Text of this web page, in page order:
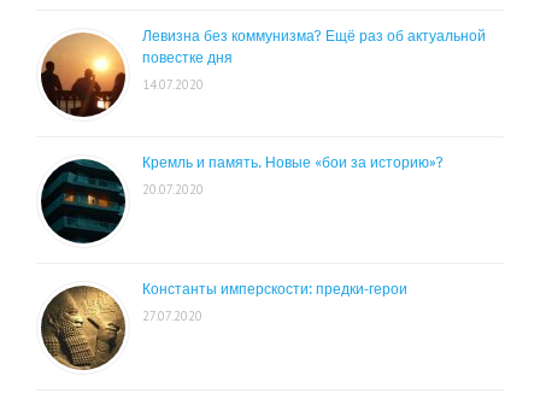
Левизна без коммунизма? Ещё раз об актуальной
повестке дня
14.07.2020
Кремль и память. Новые «бои за историю»?
20.07.2020
Константы имперскости: предки-герои
27.07.2020